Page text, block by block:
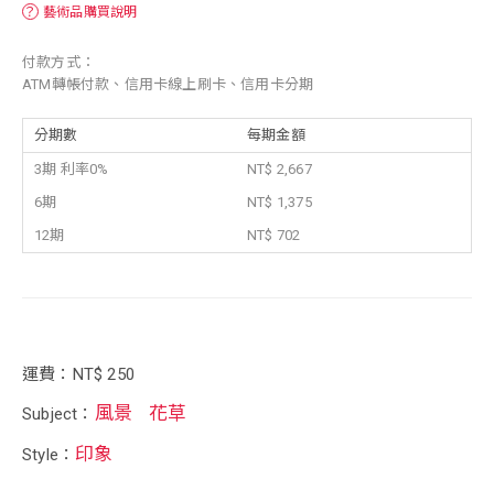
？ 藝術品購買說明
付款方式：
ATM轉帳付款、信用卡線上刷卡、信用卡分期
分期數 每期金額
3期 利率0%
NT$ 2,667
6期
NT$ 1,375
12期
NT$ 702
運費：NT$ 250
Subject： 風景 花草
Style： 印象